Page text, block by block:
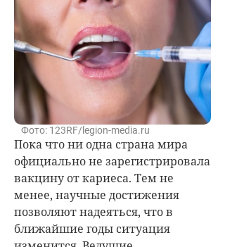
Фото: 123RF/legion-media.ru
Пока что ни одна страна мира
официально не зарегистрировала
вакцину от кариеса. Тем не
менее, научные достижения
позволяют надеяться, что в
ближайшие годы ситуация